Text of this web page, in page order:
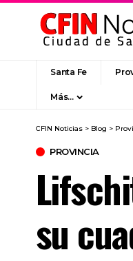
Santa Fe
Más…
CFIN Noticias > Blog >
PROVINCIA
su